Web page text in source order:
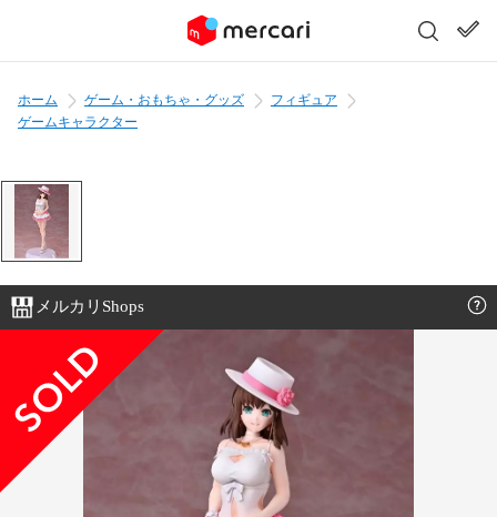
ホーム ゲーム・おもちゃ・グッズ
フィギュア
ゲームキャラクター
メルカリShops